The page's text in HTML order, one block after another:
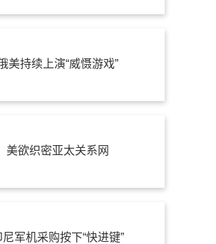
美持续上演“威慑游戏”
美欲织密亚太关系网
尼军机采购按下“快进键”